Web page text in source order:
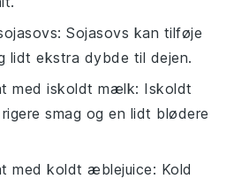
: Sojasovs kan tilføje
lidt ekstra dybde til dejen.
mediskoldt mælk: Iskoldt
smag og en lidt blødere
medkoldt æblejuice: Kold